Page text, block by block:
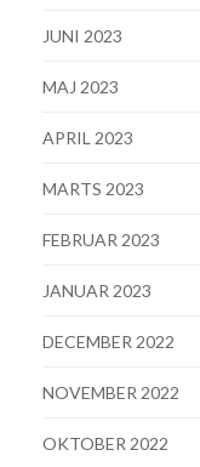
JUNI 2023
MAJ 2023
APRIL 2023
MARTS 2023
FEBRUAR 2023
JANUAR 2023
DECEMBER 2022
NOVEMBER 2022
OKTOBER 2022